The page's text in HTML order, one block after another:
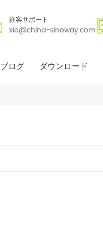
顧客サポート
xie@china-sinoway.com
ブログ ダウンロード